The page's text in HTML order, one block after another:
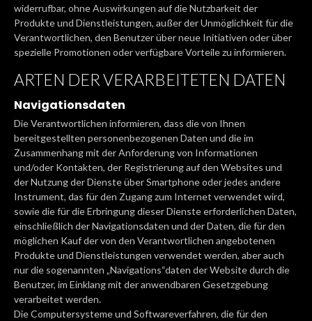
widerrufbar, ohne Auswirkungen auf die Nutzbarkeit der
Produkte und Dienstleistungen, außer der Unmöglichkeit für die
Verantwortlichen, den Benutzer über neue Initiativen oder über
spezielle Promotionen oder verfügbare Vorteile zu informieren.
ARTEN DER VERARBEITETEN DATEN
Navigationsdaten
Die Verantwortlichen informieren, dass die von Ihnen
bereitgestellten personenbezogenen Daten und die im
Zusammenhang mit der Anforderung von Informationen
und/oder Kontakten, der Registrierung auf den Websites und
der Nutzung der Dienste über Smartphone oder jedes andere
Instrument, das für den Zugang zum Internet verwendet wird,
sowie die für die Erbringung dieser Dienste erforderlichen Daten,
einschließlich der Navigationsdaten und der Daten, die für den
möglichen Kauf der von den Verantwortlichen angebotenen
Produkte und Dienstleistungen verwendet werden, aber auch
nur die sogenannten „Navigations“daten der Website durch die
Benutzer, im Einklang mit der anwendbaren Gesetzgebung
verarbeitet werden.
Die Computersysteme und Softwareverfahren, die für den